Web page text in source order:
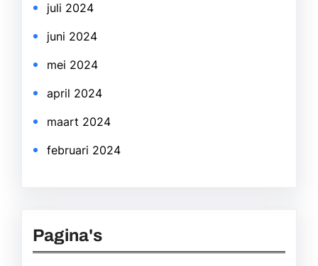
juli 2024
juni 2024
mei 2024
april 2024
maart 2024
februari 2024
Pagina's